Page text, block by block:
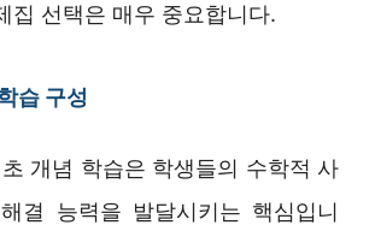
집 선택은 매우 중요합니다.
습 구성
개념 학습은 학생들의 수학적 사
결 능력을 발달시키는 핵심입니